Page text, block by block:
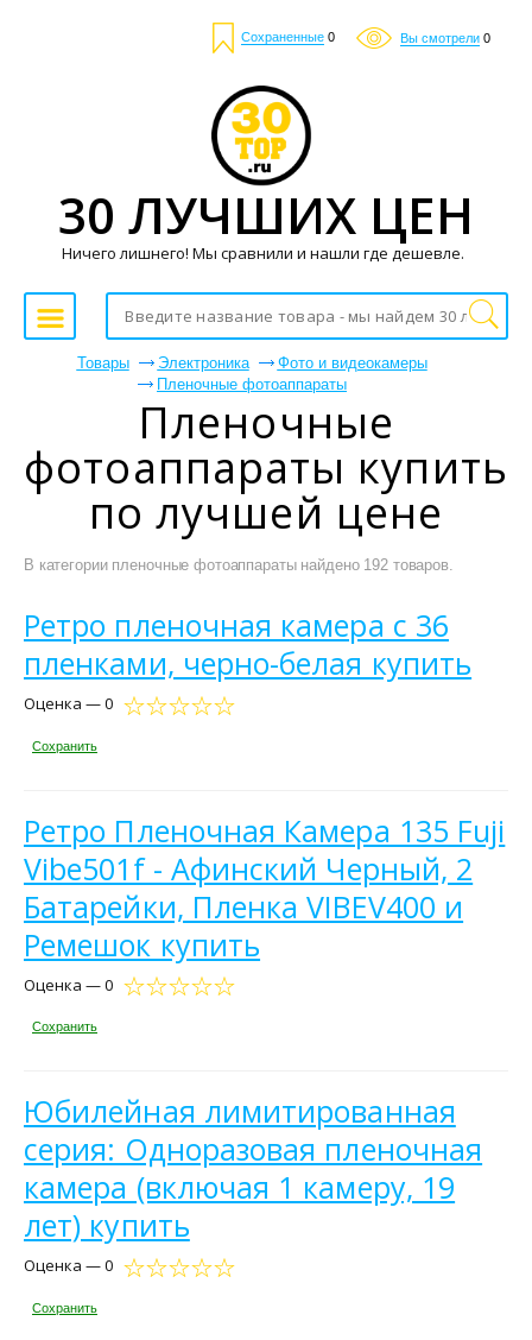
Сохраненные 0 Вы смотрели 0
Товары Электроника
Фото и видеокамеры
Пленочные фотоаппараты
Пленочные
фотоаппараты купить
по лучшей цене
В категории пленочные фотоаппараты найдено 192 товаров.
Ретро пленочная камера с 36
пленками, черно-белая купить
Оценка — 0
Сохранить
Ретро Пленочная Камера 135 Fuji
Vibe501f - Афинский Черный, 2
Батарейки, Пленка VIBEV400 и
Ремешок купить
Оценка — 0
Сохранить
Юбилейная лимитированная
серия: Одноразовая пленочная
камера (включая 1 камеру, 19
лет) купить
Оценка — 0
Сохранить
30 ЛУЧШИХ ЦЕН
Ничего лишнего! Мы сравнили и нашли где дешевле.